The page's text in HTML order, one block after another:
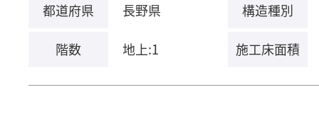
都道府県 長野県 構造種別
階数 地上:1 施工床面積